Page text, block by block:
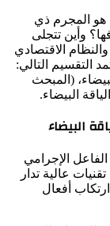
هو المجرم ذي
وأين تتجلى
الاقتصادي
التقسيم التالي:
(المبحث
البيضاء.
البيضاء
الإجرامي
عالية تدار
أفعال